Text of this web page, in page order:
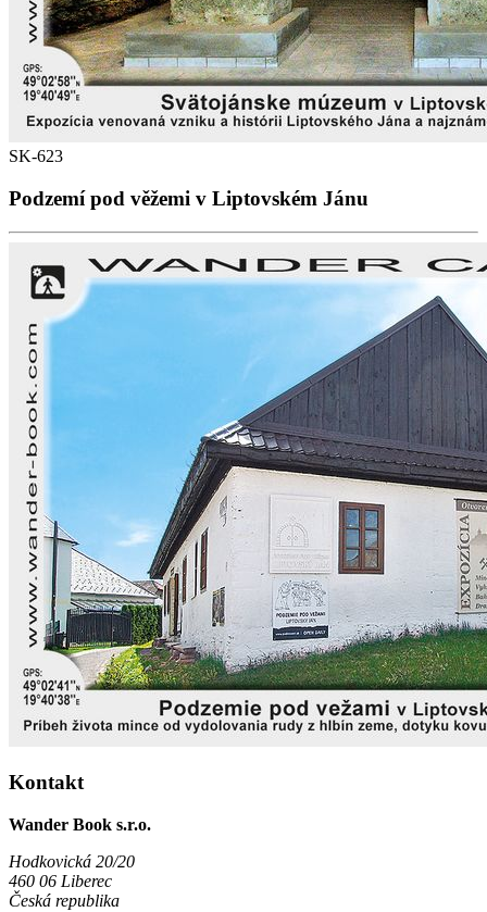
SK-623
Podzemí pod věžemi v Liptovském Jánu
Kontakt
Wander Book s.r.o.
Hodkovická 20/20
460 06 Liberec
Česká republika